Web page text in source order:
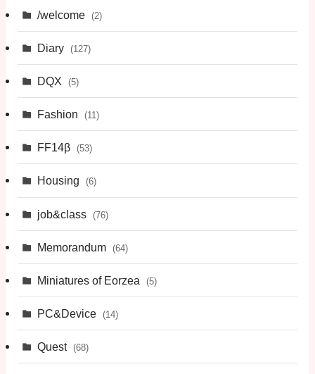
/welcome (2)
Diary (127)
DQX (5)
Fashion (11)
FF14β (53)
Housing (6)
job&class (76)
Memorandum (64)
Miniatures of Eorzea (5)
PC&Device (14)
Quest (68)